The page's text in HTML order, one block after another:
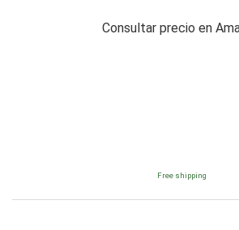
Consultar precio en
Free shipping